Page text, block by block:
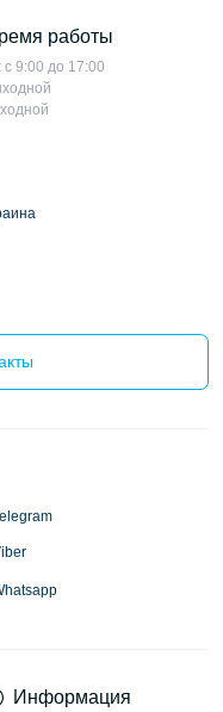
работы
9:00 до 17:00
Информация